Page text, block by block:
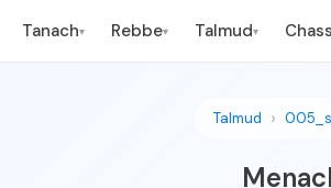
Tanach▾ Rebbe▾ Talmud▾
Talmud